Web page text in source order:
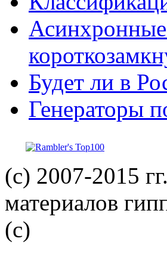
Асинхронные
Будет ли в
Генераторы
(с) 2007-2015
материалов
(c)